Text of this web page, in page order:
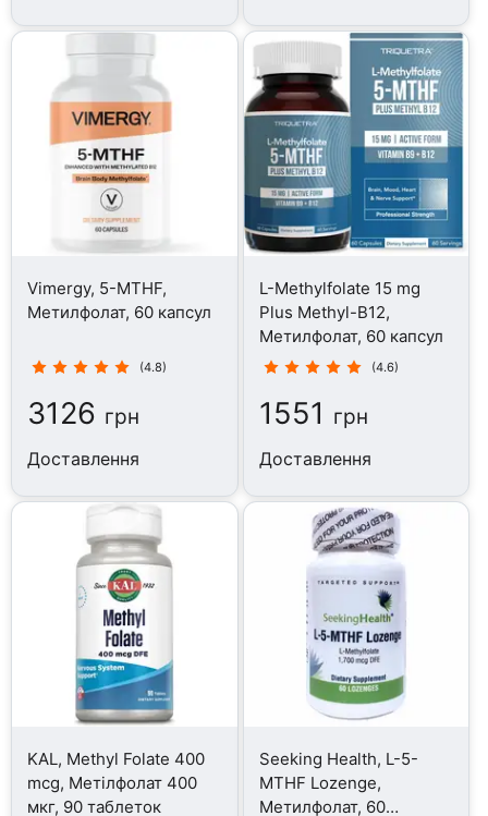
Vimergy, 5-MTHF,
Метилфолат, 60 капсул
(4.8)
3126 грн
Доставлення
L-Methylfolate 15 mg
Plus Methyl-B12,
Метилфолат, 60 капсул
(4.6)
1551 грн
Доставлення
KAL, Methyl Folate 400
mcg, Метілфолат 400
мкг, 90 таблеток
Seeking Health, L-5-
MTHF Lozenge,
Метилфолат, 60